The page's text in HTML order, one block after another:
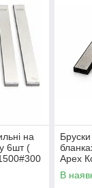
на
6шт (
Apex
В